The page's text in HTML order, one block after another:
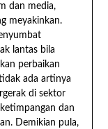
dan media,
meyakinkan.
lantas bila
perbaikan
ada artinya
di sektor
dan
Demikian pula,